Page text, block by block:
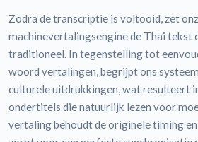
Zodra de transcriptie is voltooid, zet
machinevertalingsengine de Thai tekst
traditioneel. In tegenstelling tot
woord vertalingen, begrijpt ons
culturele uitdrukkingen, wat resulteert
ondertitels die natuurlijk lezen voor
vertaling behoudt de originele timing